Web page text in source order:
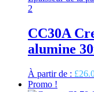
2
CC30A
alumine
À partir de : £
Promo !